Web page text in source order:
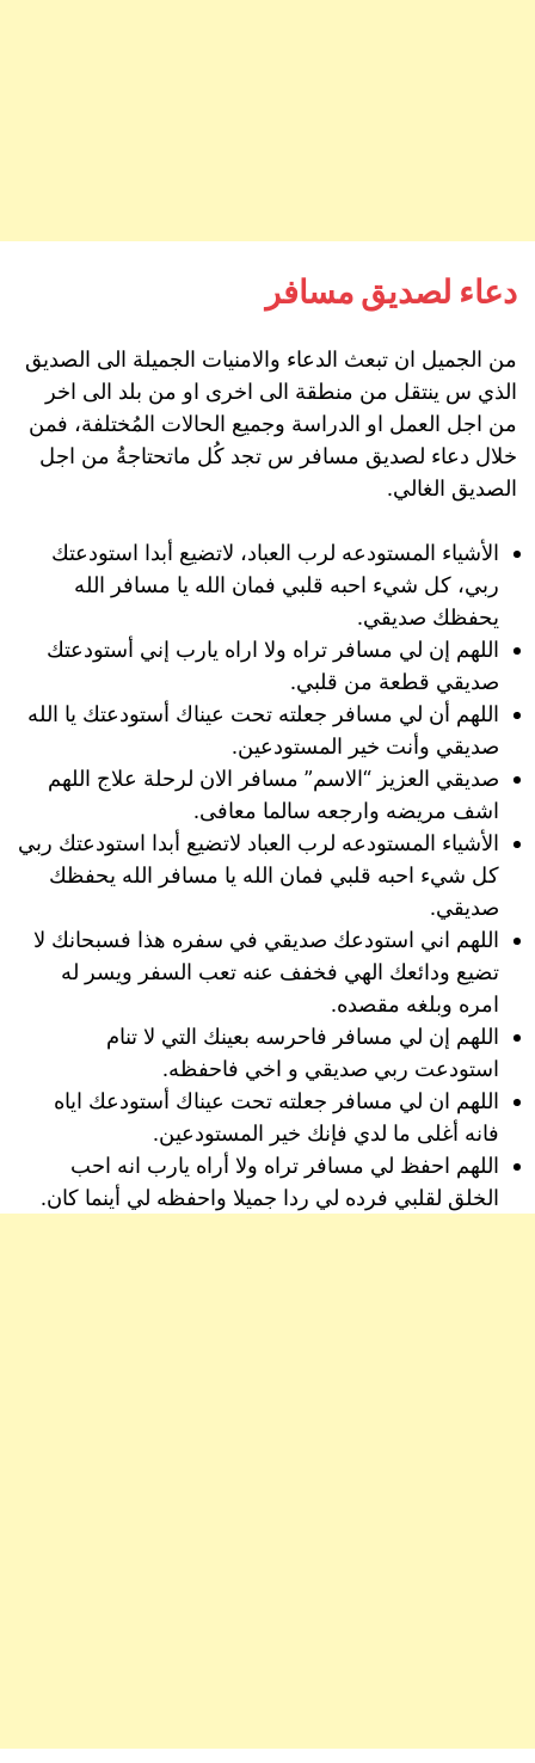
دعاء لصديق مسافر
من الجميل ان تبعث الدعاء والامنيات الجميلة الى الصديق
الذي س ينتقل من منطقة الى اخرى او من بلد الى اخر
من اجل العمل او الدراسة وجميع الحالات المُختلفة، فمن
خلال دعاء لصديق مسافر س تجد كُل ماتحتاجةُ من اجل
الصديق الغالي.
الأشياء المستودعه لرب العباد، لاتضيع أبدا استودعتك
ربي، كل شيء احبه قلبي فمان الله يا مسافر الله
يحفظك صديقي.
اللهم إن لي مسافر تراه ولا اراه يارب إني أستودعتك
صديقي قطعة من قلبي.
اللهم أن لي مسافر جعلته تحت عيناك أستودعتك يا الله
صديقي وأنت خير المستودعين.
صديقي العزيز “الاسم” مسافر الان لرحلة علاج اللهم
اشف مريضه وارجعه سالما معافى.
الأشياء المستودعه لرب العباد لاتضيع أبدا استودعتك ربي
كل شيء احبه قلبي فمان الله يا مسافر الله يحفظك
صديقي.
اللهم اني استودعك صديقي في سفره هذا فسبحانك لا
تضيع ودائعك الهي فخفف عنه تعب السفر ويسر له
امره وبلغه مقصده.
اللهم إن لي مسافر فاحرسه بعينك التي لا تنام
استودعت ربي صديقي و اخي فاحفظه.
اللهم ان لي مسافر جعلته تحت عيناك أستودعك اياه
فانه أغلى ما لدي فإنك خير المستودعين.
اللهم احفظ لي مسافر تراه ولا أراه يارب انه احب
الخلق لقلبي فرده لي ردا جميلا واحفظه لي أينما كان.